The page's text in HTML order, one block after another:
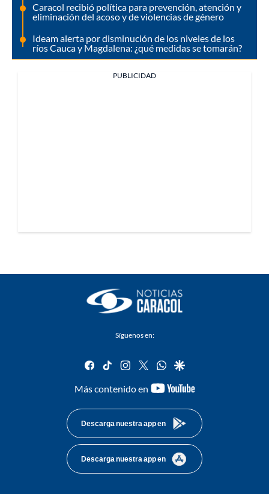
Caracol recibió política para prevención, atención y
eliminación del acoso y de violencias de género
Ideam alerta por disminución de los niveles de los
ríos Cauca y Magdalena: ¿qué medidas se tomarán?
PUBLICIDAD
Síguenos en:
facebook
tiktok instagram
twitterwhatsapp
google
Más contenido en
youtube-
Descarga nuestra app en
Descarga nuestra app en